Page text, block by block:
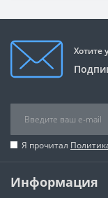
Хотите
Я прочитал
Информация